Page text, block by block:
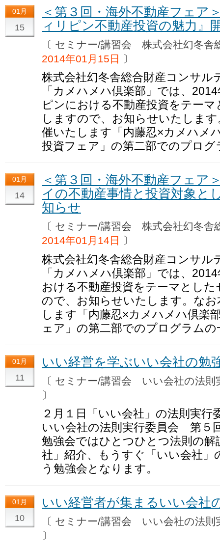
01月
15
＜第３回・海外不動産フェア
ィリピン不動産投資の魅力』
〔 セミナー/講習会 株式会社幻冬
2014年01月15日 〕
株式会社幻冬舎総合財産コンサル
「カメハメハ倶楽部」では、
ピンにおける不動産投資をテー
しますので、お知らせいたしま
催いたします「内藤忍×カメハメ
投資フェア」の第二部でのプロ
01月
14
＜第３回・海外不動産フェア
イの不動産事情と投資対象と
知らせ
〔 セミナー/講習会 株式会社幻冬
2014年01月14日
〕
株式会社幻冬舎総合財産コンサル
「カメハメハ倶楽部」では、
おける不動産投資をテーマとし
ので、お知らせいたします。な
します「内藤忍×カメハメハ倶楽
ェア」の第二部でのプログラム
01月
11
いい経営を学ぶいい会社の勉
〔 セミナー/講習会 いい会社の法
〕
２月１日「いい会社」の法則実行
いい会社の法則実行委員会 第５
勉強会ではひとつひとつ法則の
社」紹介、もうすぐ「いい会社
う勉強会となります。
01月
10
いい経営者が集まるいい会社
〔 セミナー/講習会 いい会社の法
〕